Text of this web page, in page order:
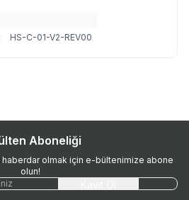
HS-C-01-V2-REV00
Aboneliği
olmak için e-bültenimize abone
olun!